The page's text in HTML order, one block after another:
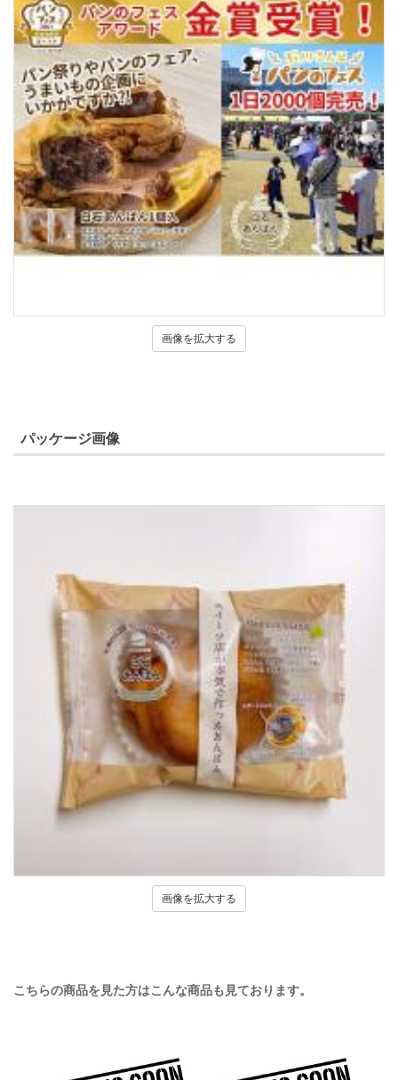
画像を拡大する
パッケージ画像
画像を拡大する
こちらの商品を見た方はこんな商品も見ております。